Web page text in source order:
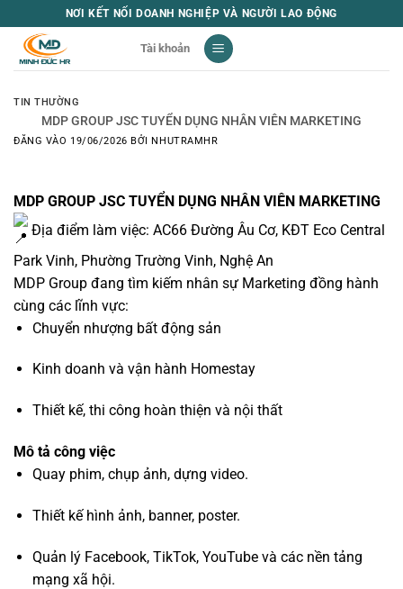
qua
NƠI KẾT NỐI DOANH NGHIỆP VÀ NGƯỜI LAO ĐỘNG
Tài khoản
TIN THƯỜNG
MDP GROUP JSC TUYỂN DỤNG NHÂN VIÊN MARKETING
ĐĂNG VÀO 19/06/2026 BỞINHUTRAMHR
MDP GROUP JSC TUYỂN DỤNG NHÂN VIÊN MARKETING
Địa điểm làm việc: AC66 Đường Âu Cơ, KĐT Eco Central
Park Vinh, Phường Trường Vinh, Nghệ An
MDP Group đang tìm kiếm nhân sự Marketing đồng hành
cùng các lĩnh vực:
Chuyển nhượng bất động sản
Kinh doanh và vận hành Homestay
Thiết kế, thi công hoàn thiện và nội thất
Mô tả công việc
Quay phim, chụp ảnh, dựng video.
Thiết kế hình ảnh, banner, poster.
Quản lý Facebook, TikTok, YouTube và các nền tảng
mạng xã hội.